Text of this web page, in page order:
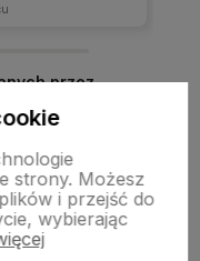
przez
strony. Możesz
i przejść do
wybierając